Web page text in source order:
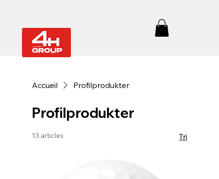
Accueil Profilprodukter
Profilprodukter
13 articles Tri